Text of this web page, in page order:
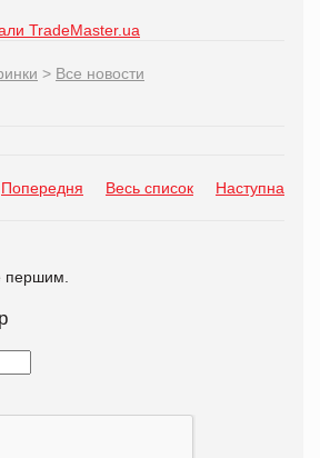
TradeMaster.ua
> Все новости
Попередня Весь список Наступна
першим.